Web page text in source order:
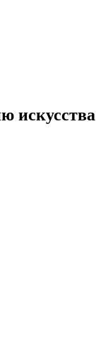
искусства